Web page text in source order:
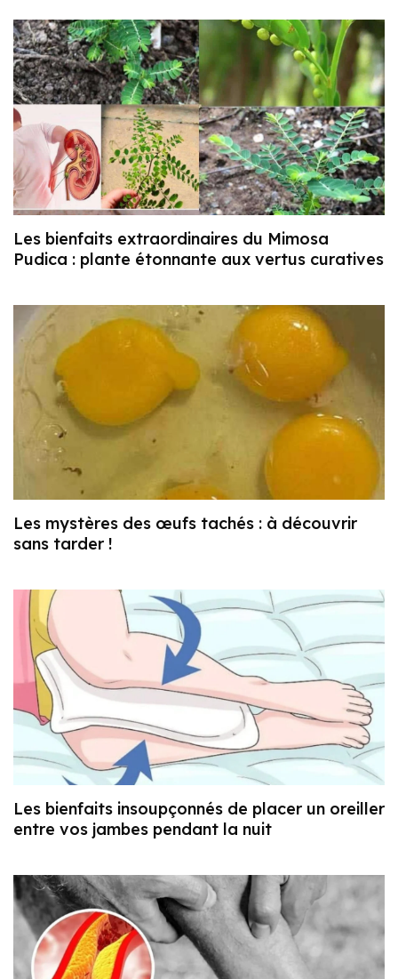
Les bienfaits extraordinaires du Mimosa
Pudica : plante étonnante aux vertus curatives
Les mystères des œufs tachés : à découvrir
sans tarder !
Les bienfaits insoupçonnés de placer un oreiller
entre vos jambes pendant la nuit